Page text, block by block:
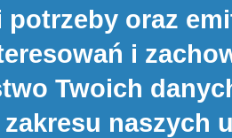
potrzeby oraz
i
Twoich
naszych